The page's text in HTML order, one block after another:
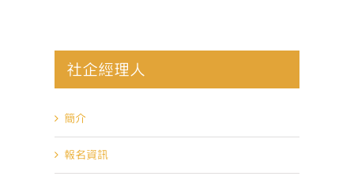
社企經理人
簡介
報名資訊